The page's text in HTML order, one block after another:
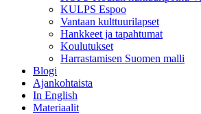
KULPS Espoo
Vantaan kulttuurilapset
Hankkeet ja tapahtumat
Koulutukset
Harrastamisen Suomen malli
Blogi
Ajankohtaista
In English
Materiaalit